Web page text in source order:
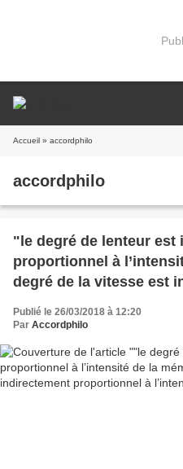
Accueil » accordphilo
accordphilo
"le degré de lenteur est
proportionnel à
degré de la vitesse est
proportionnel à
Publié le 26/03/2018 à 12:20
Par Accordphilo